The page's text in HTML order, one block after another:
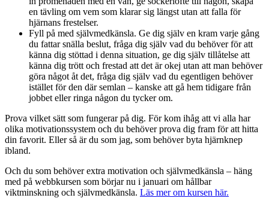
en tävling om vem som klarar sig längst utan att falla för
hjärnans frestelser.
Fyll på med självmedkänsla. Ge dig själv en kram varje gång
du fattar snälla beslut, fråga dig själv vad du behöver för att
känna dig stöttad i denna situation, ge dig själv tillåtelse att
känna dig trött och frestad att det är okej utan att man behöver
göra något åt det, fråga dig själv vad du egentligen behöver
istället för den där semlan – kanske att gå hem tidigare från
jobbet eller ringa någon du tycker om.
Prova vilket sätt som fungerar på dig. För kom ihåg att vi alla har
olika motivationssystem och du behöver prova dig fram för att hitta
din favorit. Eller så är du som jag, som behöver byta hjärnknep
ibland.
Och du som behöver extra motivation och självmedkänsla – häng
med på webbkursen som börjar nu i januari om hållbar
viktminskning och självmedkänsla. Läs mer om kursen här.